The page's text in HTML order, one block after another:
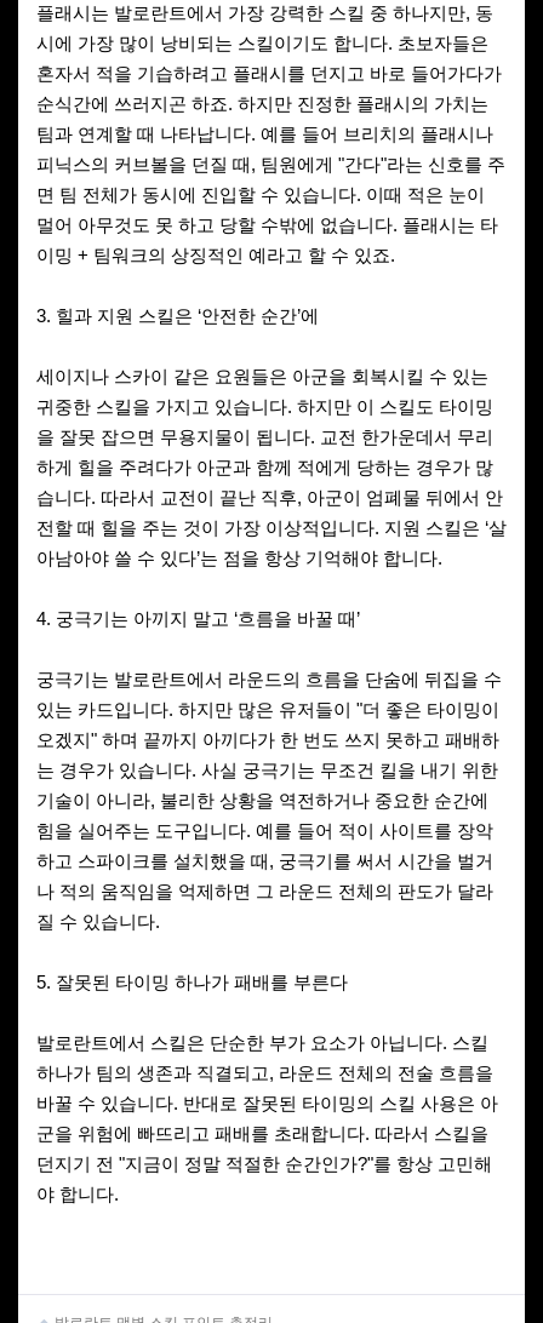
플래시는 발로란트에서 가장 강력한 스킬 중 하나지만, 동
시에 가장 많이 낭비되는 스킬이기도 합니다. 초보자들은
혼자서 적을 기습하려고 플래시를 던지고 바로 들어가다가
순식간에 쓰러지곤 하죠. 하지만 진정한 플래시의 가치는
팀과 연계할 때 나타납니다. 예를 들어 브리치의 플래시나
피닉스의 커브볼을 던질 때, 팀원에게 "간다"라는 신호를 주
면 팀 전체가 동시에 진입할 수 있습니다. 이때 적은 눈이
멀어 아무것도 못 하고 당할 수밖에 없습니다. 플래시는 타
이밍 + 팀워크의 상징적인 예라고 할 수 있죠.
3. 힐과 지원 스킬은 ‘안전한 순간’에
세이지나 스카이 같은 요원들은 아군을 회복시킬 수 있는
귀중한 스킬을 가지고 있습니다. 하지만 이 스킬도 타이밍
을 잘못 잡으면 무용지물이 됩니다. 교전 한가운데서 무리
하게 힐을 주려다가 아군과 함께 적에게 당하는 경우가 많
습니다. 따라서 교전이 끝난 직후, 아군이 엄폐물 뒤에서 안
전할 때 힐을 주는 것이 가장 이상적입니다. 지원 스킬은 ‘살
아남아야 쓸 수 있다’는 점을 항상 기억해야 합니다.
4. 궁극기는 아끼지 말고 ‘흐름을 바꿀 때’
궁극기는 발로란트에서 라운드의 흐름을 단숨에 뒤집을 수
있는 카드입니다. 하지만 많은 유저들이 "더 좋은 타이밍이
오겠지" 하며 끝까지 아끼다가 한 번도 쓰지 못하고 패배하
는 경우가 있습니다. 사실 궁극기는 무조건 킬을 내기 위한
기술이 아니라, 불리한 상황을 역전하거나 중요한 순간에
힘을 실어주는 도구입니다. 예를 들어 적이 사이트를 장악
하고 스파이크를 설치했을 때, 궁극기를 써서 시간을 벌거
나 적의 움직임을 억제하면 그 라운드 전체의 판도가 달라
질 수 있습니다.
5. 잘못된 타이밍 하나가 패배를 부른다
발로란트에서 스킬은 단순한 부가 요소가 아닙니다. 스킬
하나가 팀의 생존과 직결되고, 라운드 전체의 전술 흐름을
바꿀 수 있습니다. 반대로 잘못된 타이밍의 스킬 사용은 아
군을 위험에 빠뜨리고 패배를 초래합니다. 따라서 스킬을
던지기 전 "지금이 정말 적절한 순간인가?"를 항상 고민해
야 합니다.